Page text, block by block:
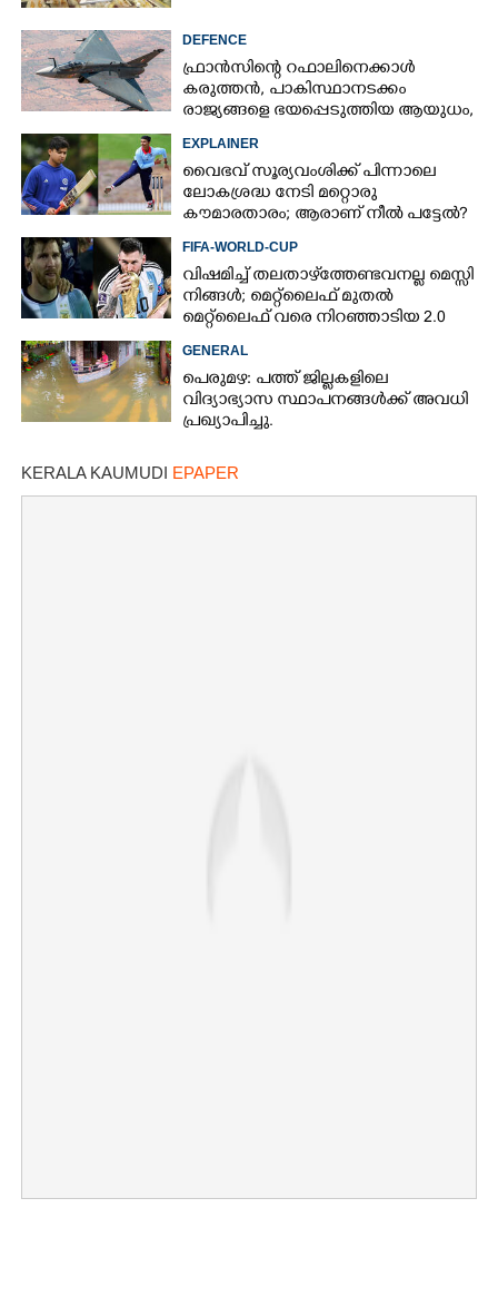
DEFENCE
ഫ്രാൻസിന്റെ റഫാലിനെക്കാൾ
കരുത്തൻ,​ പാകിസ്ഥാനടക്കം
രാജ്യങ്ങളെ ഭയപ്പെടുത്തിയ ആയുധം,​
ഇന്ത്യ നിർമ്മിച്ച എണ്ണം 100ലേക്ക്
EXPLAINER
വൈഭവ് സൂര്യവംശിക്ക് പിന്നാലെ
ലോകശ്രദ്ധ നേടി മറ്റൊരു
കൗമാരതാരം; ആരാണ് നീൽ പട്ടേൽ?
FIFA-WORLD-CUP
വിഷമിച്ച് തലതാഴ്‌ത്തേണ്ടവനല്ല മെസ്സി
നിങ്ങള്‍; മെറ്റ്‌ലൈഫ് മുതല്‍
മെറ്റ്‌ലൈഫ് വരെ നിറഞ്ഞാടിയ 2.0
GENERAL
പെരുമഴ: പത്ത് ജില്ലകളിലെ
വിദ്യാഭ്യാസ സ്ഥാപനങ്ങൾക്ക് അവധി
പ്രഖ്യാപിച്ചു.
KERALA KAUMUDI EPAPER